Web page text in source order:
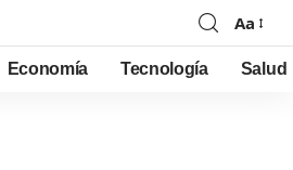
Font
Resizer
Aa
Economía Tecnología Salud